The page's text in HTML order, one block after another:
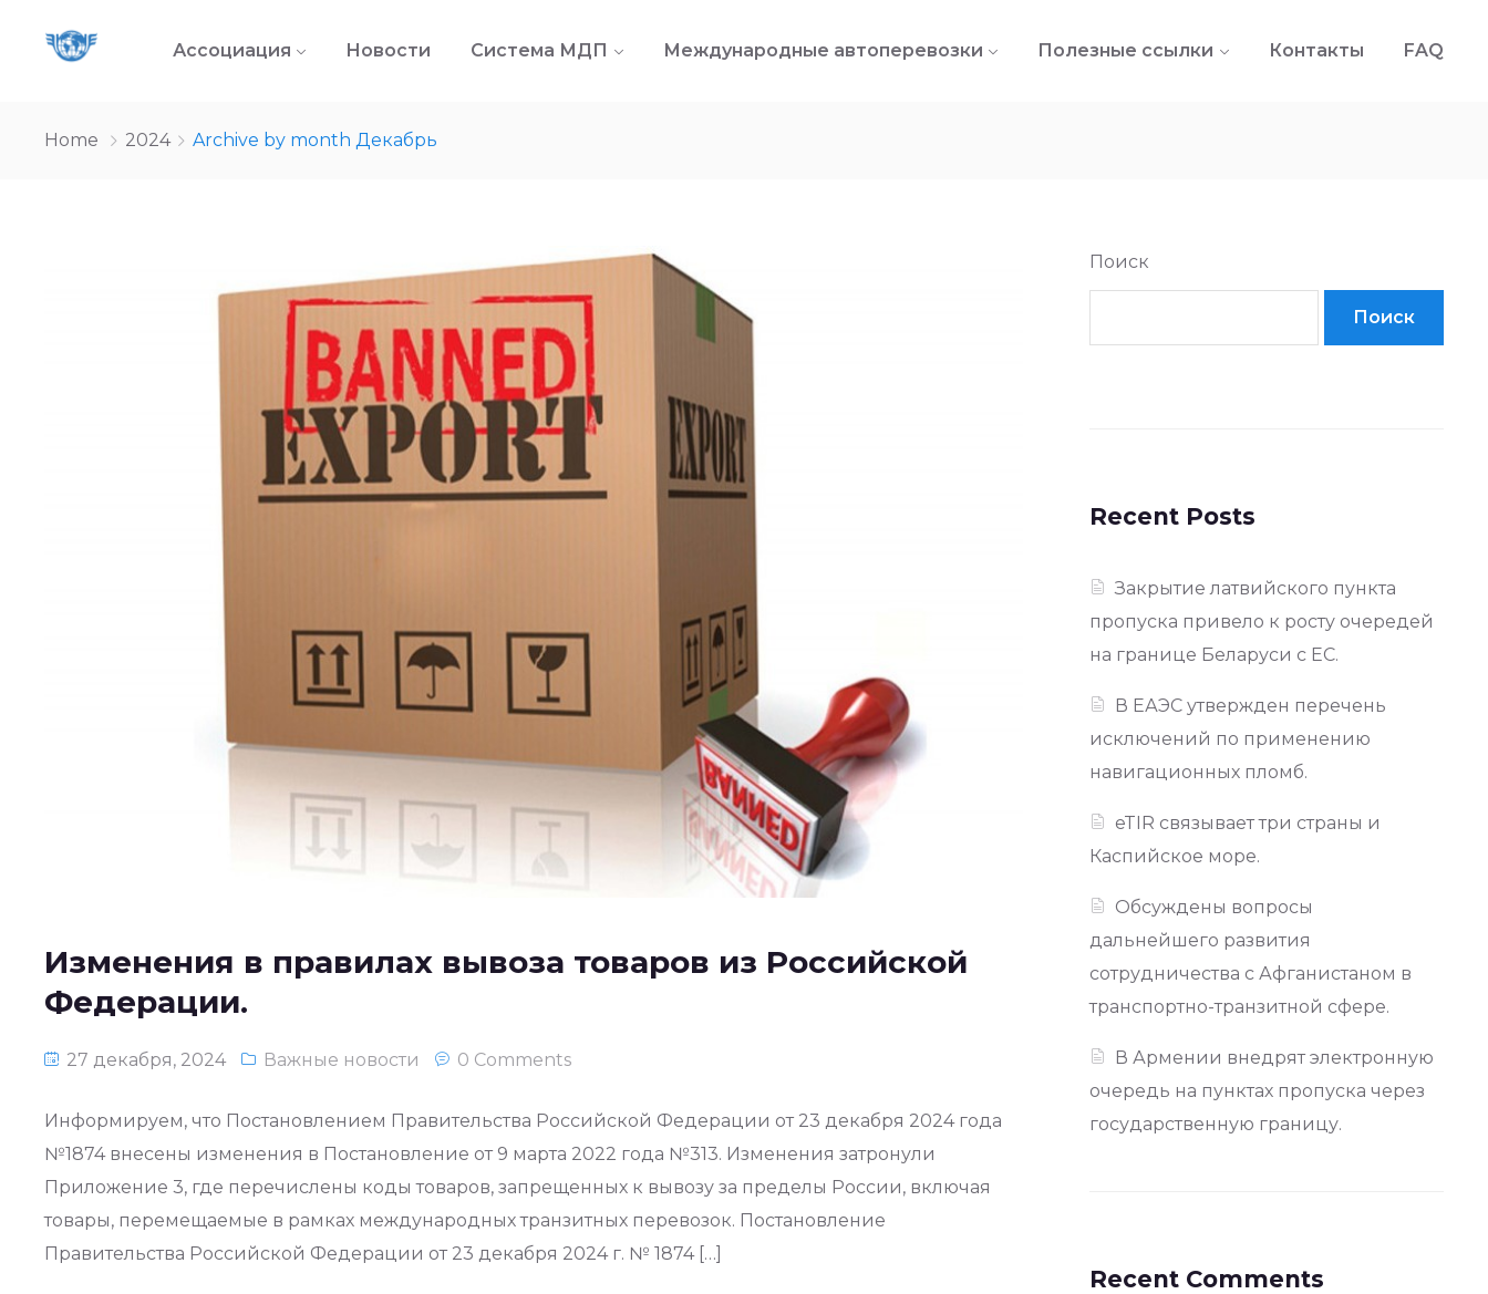
Ассоциация Новости Система МДП Международные автоперевозки Полезные ссылки Контакты FAQ
Home 2024 Archive by month Декабрь
Изменения в правилах вывоза товаров из Российской
Федерации.
27 декабря, 2024 Важные новости 0 Comments
Информируем, что Постановлением Правительства Российской Федерации от 23 декабря 2024 года
№1874 внесены изменения в Постановление от 9 марта 2022 года №313. Изменения затронули
Приложение 3, где перечислены коды товаров, запрещенных к вывозу за пределы России, включая
товары, перемещаемые в рамках международных транзитных перевозок. Постановление
Правительства Российской Федерации от 23 декабря 2024 г. № 1874 […]
Поиск
Поиск
Recent Posts
Закрытие латвийского пункта
пропуска привело к росту очередей
на границе Беларуси с ЕС.
В ЕАЭС утвержден перечень
исключений по применению
навигационных пломб.
eTIR связывает три страны и
Каспийское море.
Обсуждены вопросы
дальнейшего развития
сотрудничества с Афганистаном в
транспортно-транзитной сфере.
В Армении внедрят электронную
очередь на пунктах пропуска через
государственную границу.
Recent Comments